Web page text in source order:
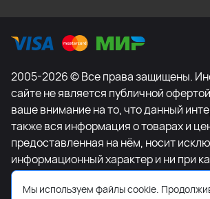
2005-2026 © Все права защищены.
сайте не является публичной
ваше внимание на то, что данный
также вся информация о товарах и
предоставленная на нём, носит
информационный характер и ни при
является публичной офертой,
положениями Статьи 437
Мы используем файлы cookie.